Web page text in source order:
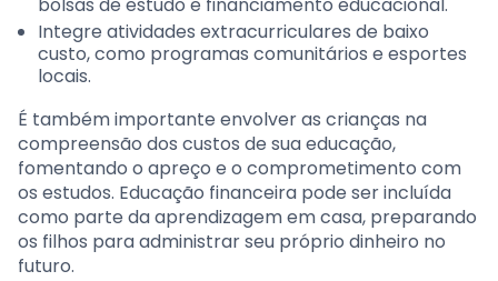
bolsas de estudo e financiamento educacional.
Integre atividades extracurriculares de baixo
custo, como programas comunitários e esportes
locais.
É também importante envolver as crianças na
compreensão dos custos de sua educação,
fomentando o apreço e o comprometimento com
os estudos. Educação financeira pode ser incluída
como parte da aprendizagem em casa, preparando
os filhos para administrar seu próprio dinheiro no
futuro.